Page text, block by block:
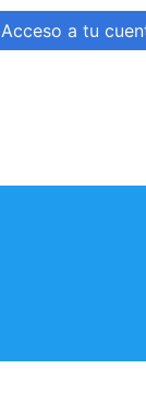
Acceso a tu